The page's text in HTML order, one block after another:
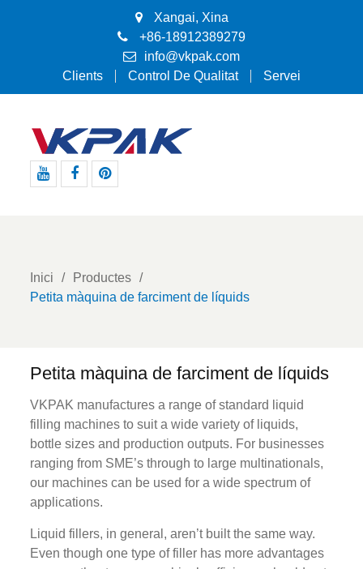
Xangai, Xina
+86-18912389279
info@vkpak.com
Clients
Control De Qualitat Servei
Inici
Productes
Petita màquina de farciment de líquids
Petita màquina de farciment de líquids
VKPAK manufactures a range of standard liquid
filling machines to suit a wide variety of liquids,
bottle sizes and production outputs. For businesses
ranging from SME’s through to large multinationals,
our machines can be used for a wide spectrum of
applications.
Liquid fillers, in general, aren’t built the same way.
Even though one type of filler has more advantages